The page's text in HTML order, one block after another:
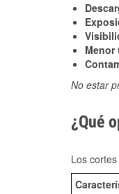
No estar
¿Qué
Los